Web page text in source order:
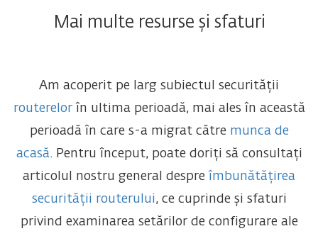
Mai multe resurse și sfaturi
Am acoperit pe larg subiectul securității
routerelor în ultima perioadă, mai ales în această
perioadă în care s-a migrat către munca de
acasă. Pentru început, poate doriți să consultați
articolul nostru general despre îmbunătățirea
securității routerului, ce cuprinde și sfaturi
privind examinarea setărilor de configurare ale